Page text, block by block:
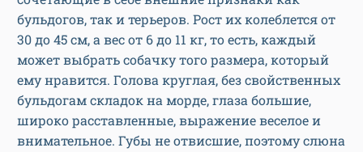
бульдогов, так и терьеров. Рост их колеблется от
30 до 45 см, а вес от 6 до 11 кг, то есть, каждый
может выбрать собачку того размера, который
ему нравится. Голова круглая, без свойственных
бульдогам складок на морде, глаза большие,
широко расставленные, выражение веселое и
внимательное. Губы не отвисшие, поэтому слюна